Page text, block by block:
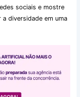
sociais e mostre
diversidade em uma